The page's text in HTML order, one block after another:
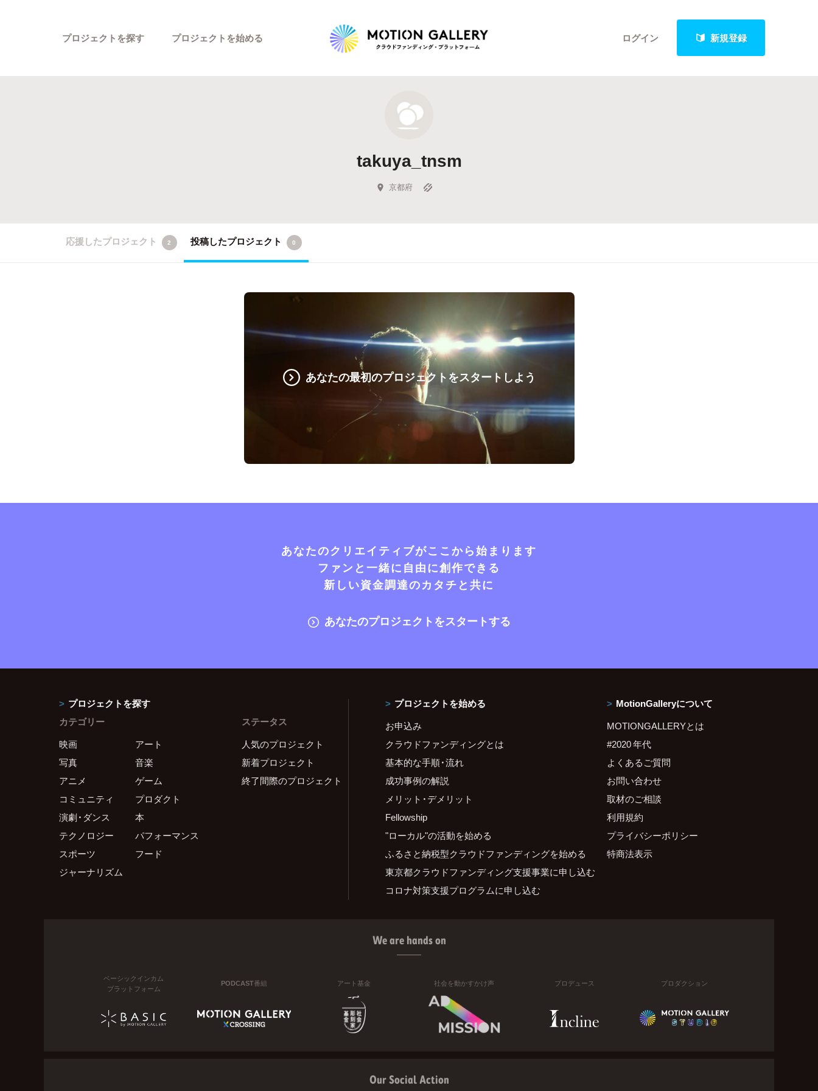
ログイン 新規登録
プロジェクトを探す
新着プロジェクト
Feature
キュレーターから探す
プロジェクトを始める
takuya_tnsm
京都府
応援したプロジェクト 2 投稿したプロジェクト 0
あなたの最初のプロジェクトをスタートしよう
あなたのクリエイティブがここから始まります
ファンと一緒に自由に創作できる
新しい資金調達のカタチと共に
あなたのプロジェクトをスタートする
プロジェクトを探す
カテゴリー
映画
アート
写真
音楽
アニメ
ゲーム
コミュニティ
プロダクト
演劇・ダンス
本
テクノロジー
パフォーマンス
スポーツ
フード
ジャーナリズム
ステータス
人気のプロジェクト
新着プロジェクト
終了間際のプロジェクト
プロジェクトを始める
お申込み
クラウドファンディングとは
基本的な手順・流れ
成功事例の解説
メリット・デメリット
Fellowship
"ローカル"の活動を始める
ふるさと納税型クラウドファンディングを始める
東京都クラウドファンディング支援事業に申し込む
コロナ対策支援プログラムに申し込む
MotionGalleryについて
MOTIONGALLERYとは
#2020 年代
よくあるご質問
お問い合わせ
取材のご相談
利用規約
プライバシーポリシー
特商法表示
We are hands on
ベーシックインカム
プラットフォーム
PODCAST番組 アート基金 社会を動かすかけ声 プロデュース プロダクション
Our Social Action